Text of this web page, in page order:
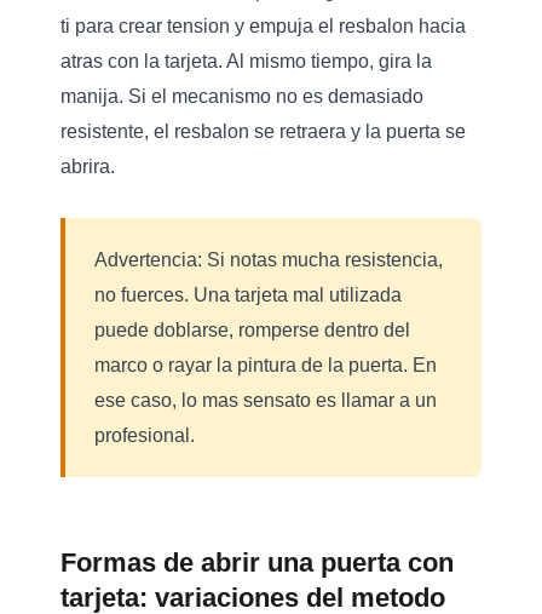
ti para crear tension y empuja el resbalon hacia
atras con la tarjeta. Al mismo tiempo, gira la
manija. Si el mecanismo no es demasiado
resistente, el resbalon se retraera y la puerta se
abrira.
Advertencia: Si notas mucha resistencia,
no fuerces. Una tarjeta mal utilizada
puede doblarse, romperse dentro del
marco o rayar la pintura de la puerta. En
ese caso, lo mas sensato es llamar a un
profesional.
Formas de abrir una puerta con
tarjeta: variaciones del metodo